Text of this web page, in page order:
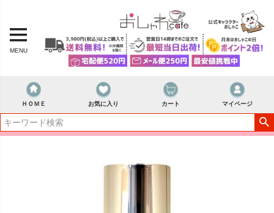
MENU
ＨＯＭＥ お気に入り カート マイページ